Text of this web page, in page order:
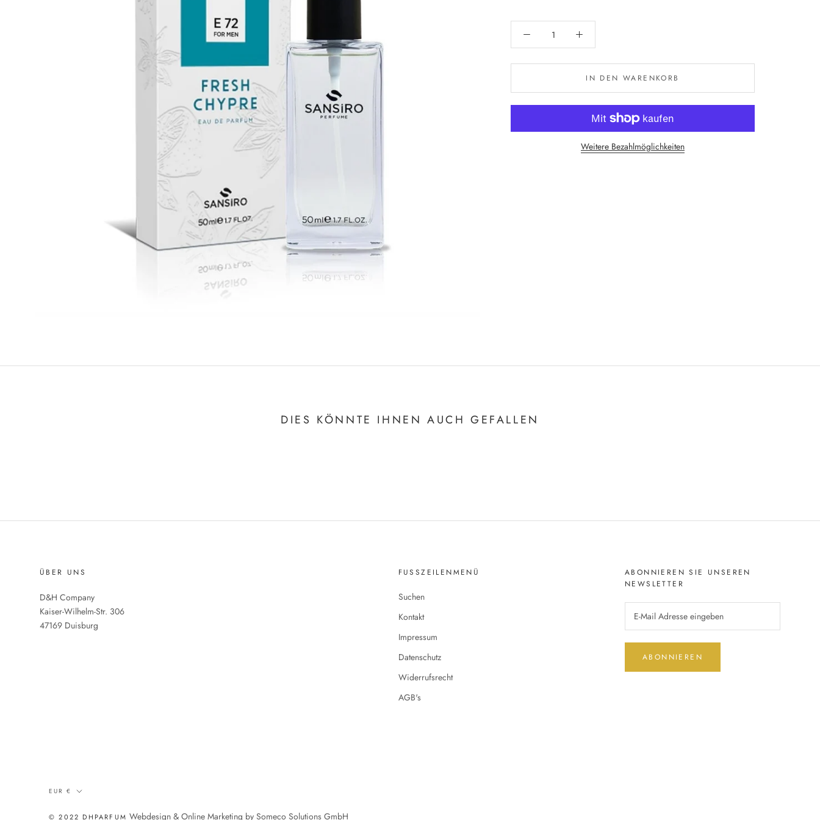
IN DEN WARENKORB
Weitere Bezahlmöglichkeiten
DIES KÖNNTE IHNEN AUCH GEFALLEN
ÜBER UNS
D&H Company
Kaiser-Wilhelm-Str. 306
47169 Duisburg
FUSSZEILENMENÜ
Suchen
Kontakt
Impressum
Datenschutz
Widerrufsrecht
AGB's
ABONNIEREN SIE UNSEREN
NEWSLETTER
ABONNIEREN
Währung
EUR €
© 2022 DHPARFUM Webdesign & Online Marketing by Someco Solutions GmbH